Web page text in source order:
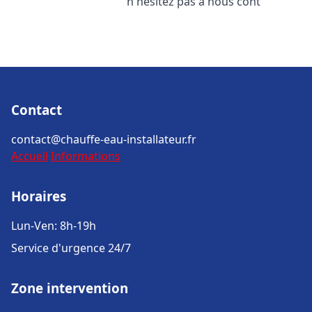
Contact
contact@chauffe-eau-installateur.fr
Accueil Informations
Horaires
Lun-Ven: 8h-19h
Service d'urgence 24/7
Zone intervention